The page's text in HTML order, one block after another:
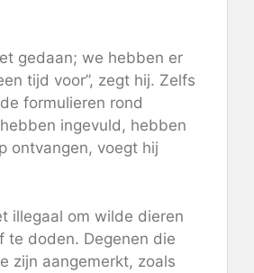
gedaan; we hebben er
tijd voor”, zegt hij. Zelfs
formulieren rond
ingevuld, hebben
ontvangen, voegt hij
illegaal om wilde dieren
te doden. Degenen die
zijn aangemerkt, zoals